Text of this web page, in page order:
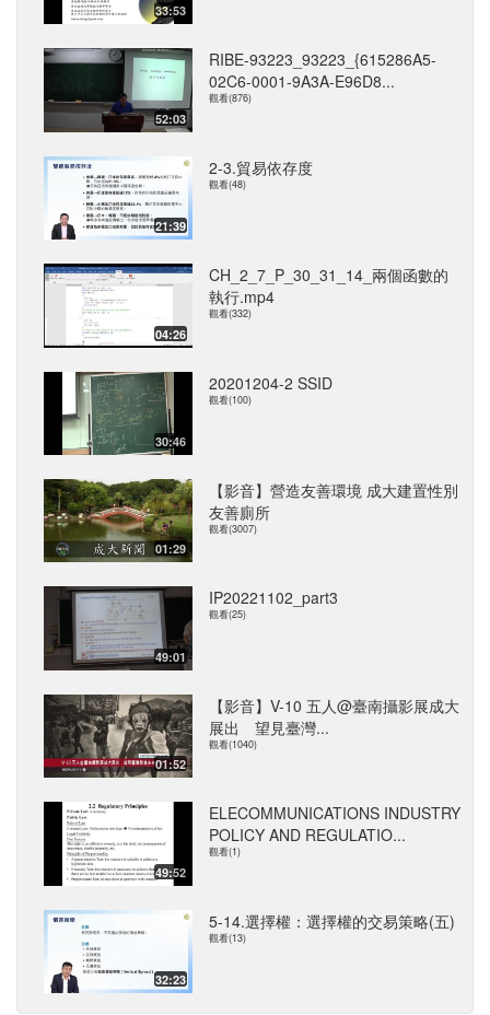
33:53
52:03
RIBE-93223_93223_{615286A5-
02C6-0001-9A3A-E96D8...
觀看(876)
21:39
2-3.貿易依存度
觀看(48)
04:26
CH_2_7_P_30_31_14_兩個函數的
執行.mp4
觀看(332)
30:46
20201204-2 SSID
觀看(100)
01:29
【影音】營造友善環境 成大建置性別
友善廁所
觀看(3007)
49:01
IP20221102_part3
觀看(25)
01:52
【影音】V-10 五人@臺南攝影展成大
展出 望見臺灣...
觀看(1040)
49:52
ELECOMMUNICATIONS INDUSTRY
POLICY AND REGULATIO...
觀看(1)
32:23
5-14.選擇權：選擇權的交易策略(五)
觀看(13)